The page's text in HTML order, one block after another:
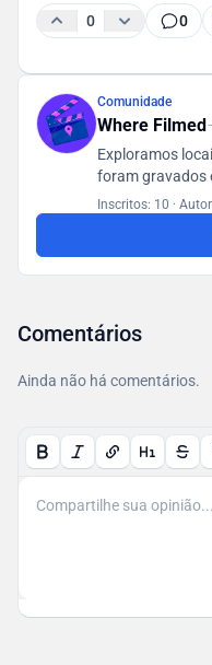
0 0
Comunidade
Where Filmed
Exploramos
foram gravados
em um banco de
Inscritos: 10 ·
Comentários
Ainda não há comentários.